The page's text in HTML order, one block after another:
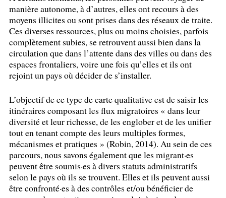
manière autonome, à d’autres, elles ont recours à des
moyens illicites ou sont prises dans des réseaux de traite.
Ces diverses ressources, plus ou moins choisies, parfois
complètement subies, se retrouvent aussi bien dans la
circulation que dans l’attente dans des villes ou dans des
espaces frontaliers, voire une fois qu’elles et ils ont
rejoint un pays où décider de s’installer.
L’objectif de ce type de carte qualitative est de saisir les
itinéraires composant les flux migratoires « dans leur
diversité et leur richesse, de les englober et de les unifier
tout en tenant compte des leurs multiples formes,
mécanismes et pratiques » (Robin, 2014). Au sein de ces
parcours, nous savons également que les migrant·es
peuvent être soumis·es à divers statuts administratifs
selon le pays où ils se trouvent. Elles et ils peuvent aussi
être confronté·es à des contrôles et/ou bénéficier de